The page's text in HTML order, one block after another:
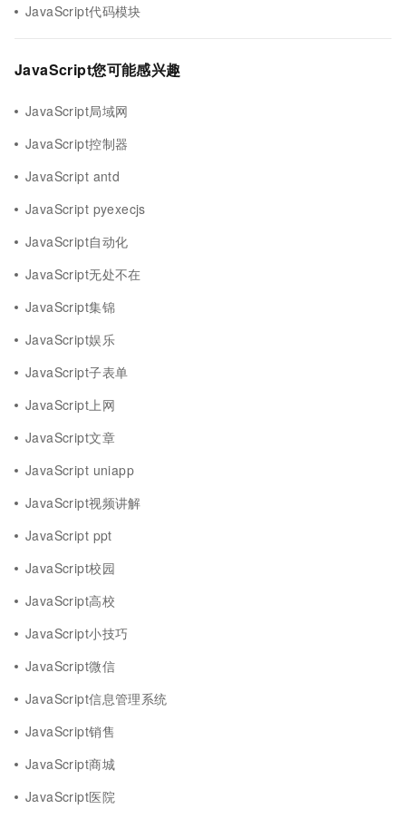
JavaScript代码模块
JavaScript您可能感兴趣
JavaScript局域网
JavaScript控制器
JavaScript antd
JavaScript pyexecjs
JavaScript自动化
JavaScript无处不在
JavaScript集锦
JavaScript娱乐
JavaScript子表单
JavaScript上网
JavaScript文章
JavaScript uniapp
JavaScript视频讲解
JavaScript ppt
JavaScript校园
JavaScript高校
JavaScript小技巧
JavaScript微信
JavaScript信息管理系统
JavaScript销售
JavaScript商城
JavaScript医院